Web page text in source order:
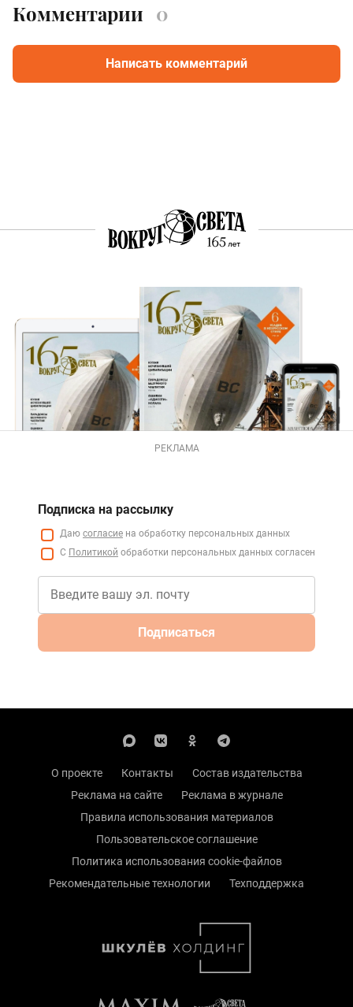
Комментарии 0
Написать комментарий
РЕКЛАМА
Подписка на рассылку
Даю согласие на обработку персональных данных
С Политикой обработки персональных данных согласен
Подписаться
О проекте Контакты
Состав издательства
Реклама на сайте
Реклама в журнале
Правила использования материалов
Пользовательское соглашение
Политика использования cookie-файлов
Рекомендательные технологии
Техподдержка